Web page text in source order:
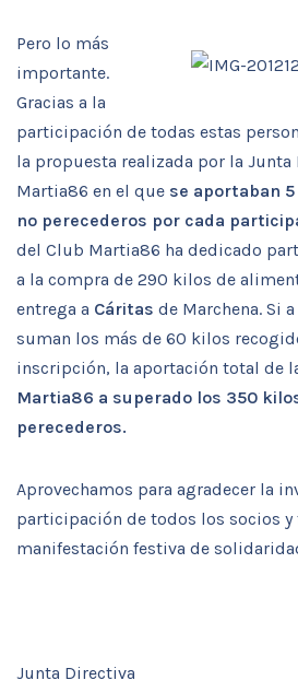
Pero lo más
importante.
Gracias a la
participación de todas estas
la propuesta realizada por la
Martia86 en el que se aportaban
no perecederos por cada
del Club Martia86 ha dedicado
a la compra de 290 kilos de
entrega a Cáritas de Marchena. Si
suman los más de 60 kilos
inscripción, la aportación total de
Martia86 a superado los 350
perecederos.
Aprovechamos para agradecer la
participación de todos los socios
manifestación festiva de
Junta Directiva